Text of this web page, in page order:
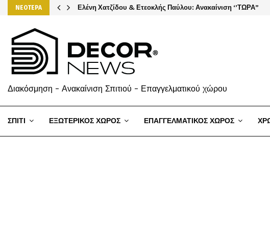
ΝΕΟΤΕΡΑ Ελένη Χατζίδου & Ετεοκλής Παύλου: Ανακαίνιση ‘’ΤΩΡΑ”
Διακόσμηση - Ανακαίνιση Σπιτιού - Επαγγελματικού χώρου
ΣΠΙΤΙ ΕΞΩΤΕΡΙΚΟΣ ΧΩΡΟΣ ΕΠΑΓΓΕΛΜΑΤΙΚΟΣ ΧΩΡΟΣ